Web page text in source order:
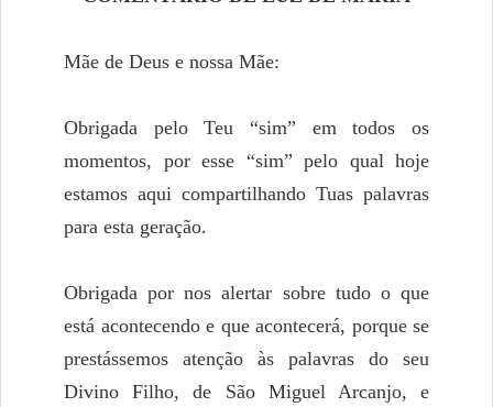
Mãe de Deus e nossa Mãe:
Obrigada pelo Teu “sim” em todos os
momentos, por esse “sim” pelo qual hoje
estamos aqui compartilhando Tuas palavras
para esta geração.
Obrigada por nos alertar sobre tudo o que
está acontecendo e que acontecerá, porque se
prestássemos atenção às palavras do seu
Divino Filho, de São Miguel Arcanjo, e